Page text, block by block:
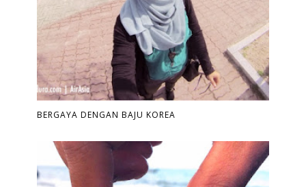
BERGAYA DENGAN BAJU KOREA